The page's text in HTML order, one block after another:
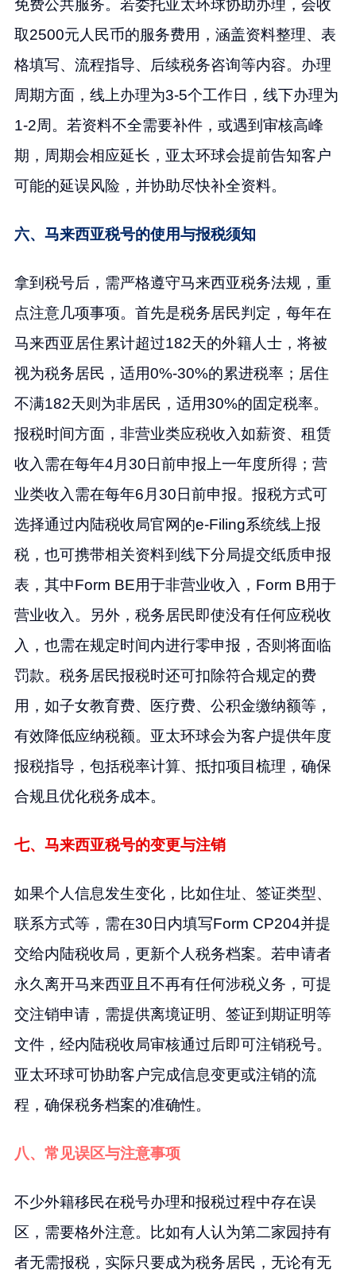
免费公共服务。若委托亚太环球协助办理，会收
取2500元人民币的服务费用，涵盖资料整理、表
格填写、流程指导、后续税务咨询等内容。办理
周期方面，线上办理为3-5个工作日，线下办理为
1-2周。若资料不全需要补件，或遇到审核高峰
期，周期会相应延长，亚太环球会提前告知客户
可能的延误风险，并协助尽快补全资料。
六、马来西亚税号的使用与报税须知
拿到税号后，需严格遵守马来西亚税务法规，重
点注意几项事项。首先是税务居民判定，每年在
马来西亚居住累计超过182天的外籍人士，将被
视为税务居民，适用0%-30%的累进税率；居住
不满182天则为非居民，适用30%的固定税率。
报税时间方面，非营业类应税收入如薪资、租赁
收入需在每年4月30日前申报上一年度所得；营
业类收入需在每年6月30日前申报。报税方式可
选择通过内陆税收局官网的e-Filing系统线上报
税，也可携带相关资料到线下分局提交纸质申报
表，其中Form BE用于非营业收入，Form B用于
营业收入。另外，税务居民即使没有任何应税收
入，也需在规定时间内进行零申报，否则将面临
罚款。税务居民报税时还可扣除符合规定的费
用，如子女教育费、医疗费、公积金缴纳额等，
有效降低应纳税额。亚太环球会为客户提供年度
报税指导，包括税率计算、抵扣项目梳理，确保
合规且优化税务成本。
七、马来西亚税号的变更与注销
如果个人信息发生变化，比如住址、签证类型、
联系方式等，需在30日内填写Form CP204并提
交给内陆税收局，更新个人税务档案。若申请者
永久离开马来西亚且不再有任何涉税义务，可提
交注销申请，需提供离境证明、签证到期证明等
文件，经内陆税收局审核通过后即可注销税号。
亚太环球可协助客户完成信息变更或注销的流
程，确保税务档案的准确性。
八、常见误区与注意事项
不少外籍移民在税号办理和报税过程中存在误
区，需要格外注意。比如有人认为第二家园持有
者无需报税，实际只要成为税务居民，无论有无